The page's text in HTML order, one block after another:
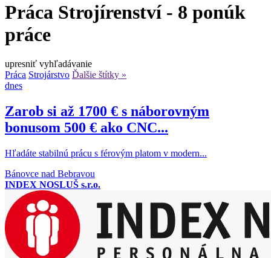
Práca Strojírenství - 8 ponúk
práce
upresniť vyhľadávanie
Práca Strojárstvo Ďalšie štítky »
dnes
Zarob si až 1700 € s náborovným
bonusom 500 € ako CNC...
Hľadáte stabilnú prácu s férovým platom v modern...
Bánovce nad Bebravou
INDEX NOSLUŠ s.r.o.